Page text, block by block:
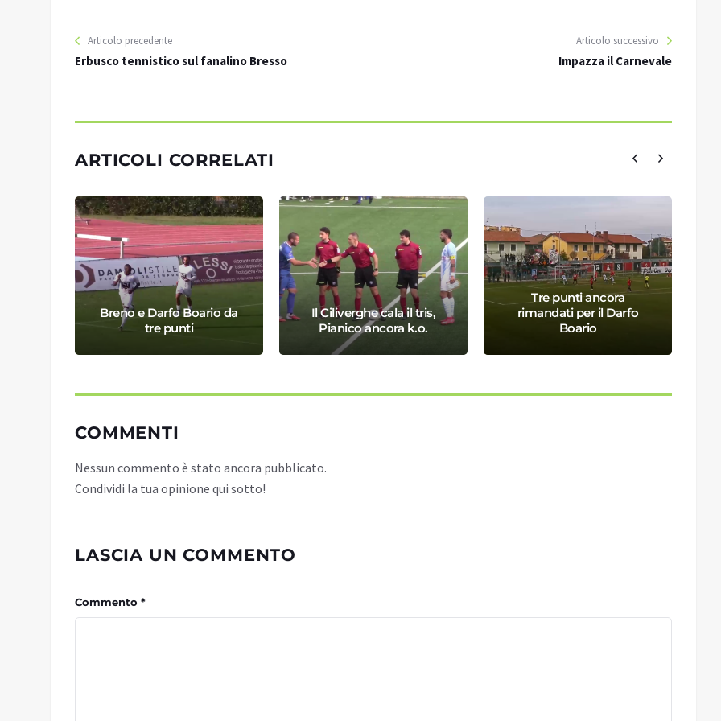
Articolo precedente
Erbusco tennistico sul fanalino Bresso
Articolo successivo
Impazza il Carnevale
ARTICOLI CORRELATI
Breno e Darfo Boario da
tre punti
Il Ciliverghe cala il tris,
Pianico ancora k.o.
Tre punti ancora
rimandati per il Darfo
Boario
COMMENTI
Nessun commento è stato ancora pubblicato.
Condividi la tua opinione qui sotto!
LASCIA UN COMMENTO
Commento *